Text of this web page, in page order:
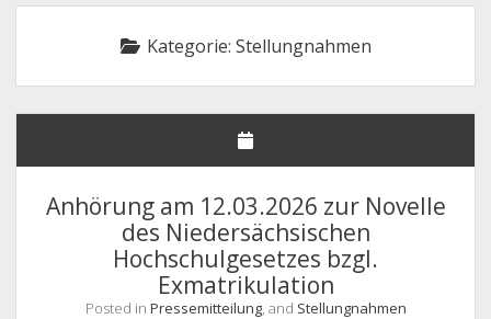
STELLUNGNAHMEN
MITGLIEDER
Offene
Down-
Menü
SATZUNG
GESCHÄFTSORDNUNG
LINKS & FAQ
Offene
Drop-
Down-
Menü
LINKS
FAQ
KONTAKT & IMPRESSUM
Kategorie: Stellungnahmen
Anhörung am 12.03.2026 zur Novelle
des Niedersächsischen
Hochschulgesetzes bzgl.
Exmatrikulation
Posted in Pressemitteilung, and Stellungnahmen